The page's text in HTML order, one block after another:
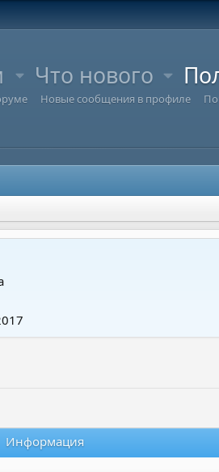
Что нового
Новые сообщения в профиле
Информация